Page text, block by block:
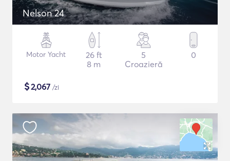
Nelson 24
Motor Yacht
26 ft
8 m
5
Croazieră
0
$2,067 /zi